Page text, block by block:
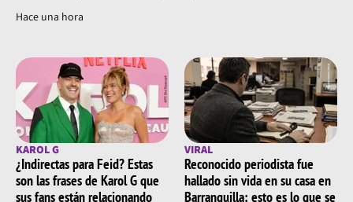
Hace una hora
KAROL G
¿Indirectas para Feid? Estas
son las frases de Karol G que
sus fans están relacionando
VIRAL
Reconocido periodista fue
hallado sin vida en su casa en
Barranquilla: esto es lo que se